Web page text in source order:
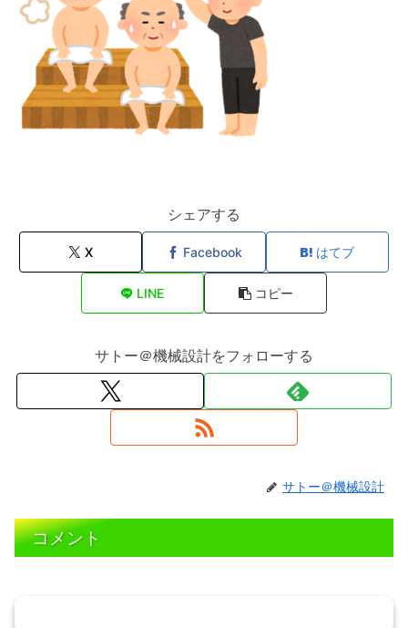
シェアする
X Facebook はてブ
LINE コピー
サトー＠機械設計をフォローする
サトー＠機械設計
コメント